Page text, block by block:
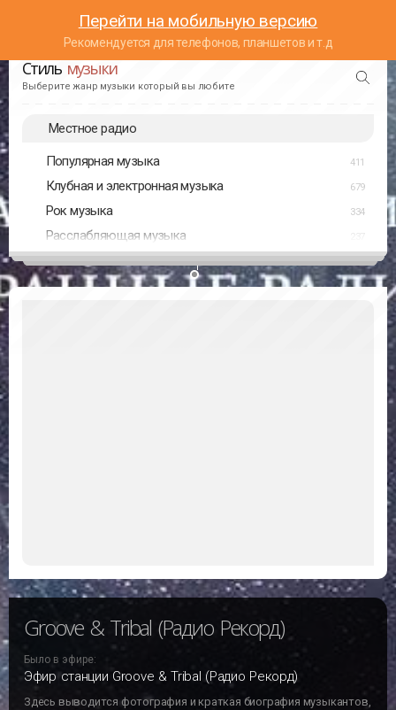
Перейти на мобильную версию
Рекомендуется для телефонов, планшетов и т.д
Стиль музыки
Выберите жанр музыки который вы любите
Местное радио
Популярная музыка 411
Клубная и электронная музыка 679
Рок музыка 334
Расслабляющая музыка
Groove & Tribal (Радио Рекорд)
Было в эфире:
Эфир станции Groove & Tribal (Радио Рекорд)
Здесь выводится фотография и краткая биография музыкантов,